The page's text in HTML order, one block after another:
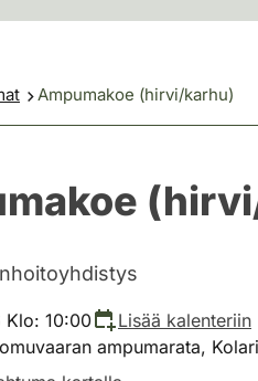
Ampumakoe (hirvi/karhu)
Klo: 10:00
Lisää kalenteriin
ampumarata,